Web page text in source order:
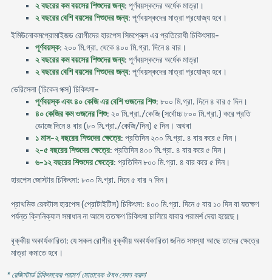
২ বছরের কম বয়সের শিশুদের জন্য: পূর্ণবয়স্কদের অর্ধেক মাত্রা।
২ বছরের বেশি বয়সের শিশুদের জন্য: পূর্ণবয়স্কদের মাত্রা প্রযোজ্য হবে।
ইমিউনোকমপ্রোমাইজড রোগীদের হারপেস সিমপ্লেক্স এর প্রতিরোধী চিকিৎসায়-
পূর্ণবয়স্ক: ২০০ মি.গ্রা. থেকে ৪০০ মি.গ্রা. দিনে ৪ বার।
২ বছরের কম বয়সের শিশুদের জন্য: পূর্ণবয়স্কদের অর্ধেক মাত্রা
২ বছরের বেশি বয়সের শিশুদের জন্য: পূর্ণবয়স্কদের মাত্রা প্রযোজ্য হবে।
ভেরিসেলা (চিকেন পক্স) চিকিৎসা-
পূর্ণবয়স্ক এবং ৪০ কেজি এর বেশি ওজনের শিশু: ৮০০ মি.গ্রা. দিনে ৪ বার ৫ দিন।
৪০ কেজির কম ওজনের শিশু: ২০ মি.গ্রা./কেজি (সর্বোচ্চ ৮০০ মি.গ্রা.) করে প্রতি
ডোজে দিনে ৪ বার (৮০ মি.গ্রা./কেজি/দিন) ৫ দিন। অথবা
১ মাস-২ বছরের শিশুদের ক্ষেত্রে: প্রতিদিন ২০০ মি.গ্রা. ৪ বার করে ৫ দিন।
২-৫ বছরের শিশুদের ক্ষেত্রে: প্রতিদিন ৪০০ মি.গ্রা. ৪ বার করে ৫ দিন।
৬-১২ বছরের শিশুদের ক্ষেত্রে: প্রতিদিন ৮০০ মি.গ্রা. ৪ বার করে ৫ দিন।
হারপেস জোস্টার চিকিৎসা: ৮০০ মি.গ্রা. দিনে ৫ বার ৭ দিন।
প্রাথমিক রেকটাল হারপেস (প্রোটাইটিস) চিকিৎসা: ৪০০ মি.গ্রা. দিনে ৫ বার ১০ দিন বা যতক্ষণ
পর্যন্ত ক্লিনিক্যাল সমাধান না আসে ততক্ষণ চিকিৎসা চালিয়ে যাবার পরামর্শ দেয়া হয়েছে।
বৃক্কীয় অকার্যকারিতা: যে সকল রোগীর বৃক্কীয় অকার্যকারিতা জনিত সমস্যা আছে তাদের ক্ষেত্রে
মাত্রা কমাতে হবে।
* রেজিস্টার্ড চিকিৎসকের পরামর্শ মোতাবেক ঔষধ সেবন করুন'